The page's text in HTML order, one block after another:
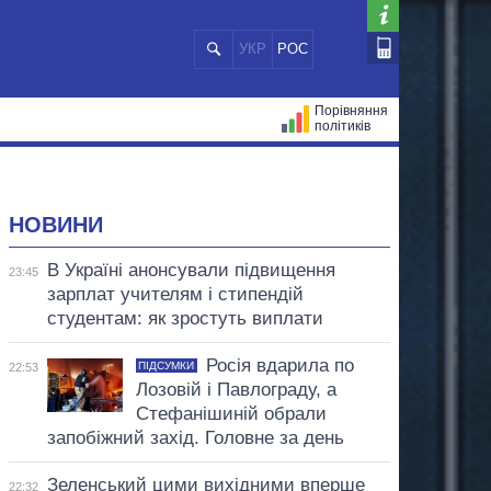
УКР РОС
Порівняння
політиків
НОВИНИ
23:45
В Україні анонсували підвищення
зарплат учителям і стипендій
студентам: як зростуть виплати
22:53 ПІДСУМКИ
Росія вдарила по
Лозовій і Павлограду, а
Стефанішиній обрали
запобіжний захід. Головне за день
22:32
Зеленський цими вихідними вперше